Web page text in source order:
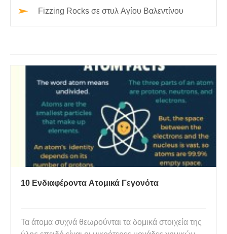
Fizzing Rocks σε στυλ Αγίου Βαλεντίνου
10 Ενδιαφέροντα Ατομικά Γεγονότα
Τα άτομα συχνά θεωρούνται τα δομικά στοιχεία της